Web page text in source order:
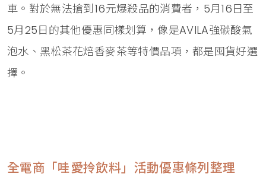
車。對於無法搶到16元爆殺品的消費者，5月16日至
5月25日的其他優惠同樣划算，像是AVILA強碳酸氣
泡水、黑松茶花焙香麥茶等特價品項，都是囤貨好選
擇。
全電商「哇愛拎飲料」活動優惠條列整理